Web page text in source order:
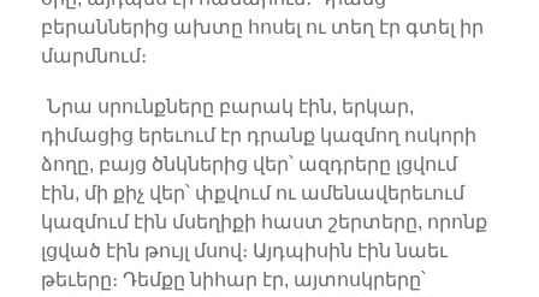
բերաններից ախտը հոսել ու տեղ էր գտել իր
մարմնում։
Նրա սրունքները բարակ էին, երկար,
դիմացից երեւում էր դրանք կազմող ոսկորի
ձողը, բայց ծնկներից վեր՝ ազդրերը լցվում
էին, մի քիչ վեր՝ փքվում ու ամենավերեւում
կազմում էին մսեղիքի հաստ շերտերը, որոնք
լցված էին թույլ մսով։ Այդպիսին էին նաեւ
թեւերը։ Դեմքը նիհար էր, այտոսկրերը՝